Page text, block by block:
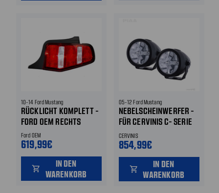
10-14 Ford Mustang
RÜCKLICHT KOMPLETT -
FORD OEM RECHTS
Ford OEM
619,99€
shopping_cart
IN DEN
WARENKORB
05-12 Ford Mustang
NEBELSCHEINWERFER -
FÜR CERVINIS C- SERIE
STOSSSTANGE VORNE
CERVINIS
854,99€
shopping_cart
IN DEN
WARENKORB